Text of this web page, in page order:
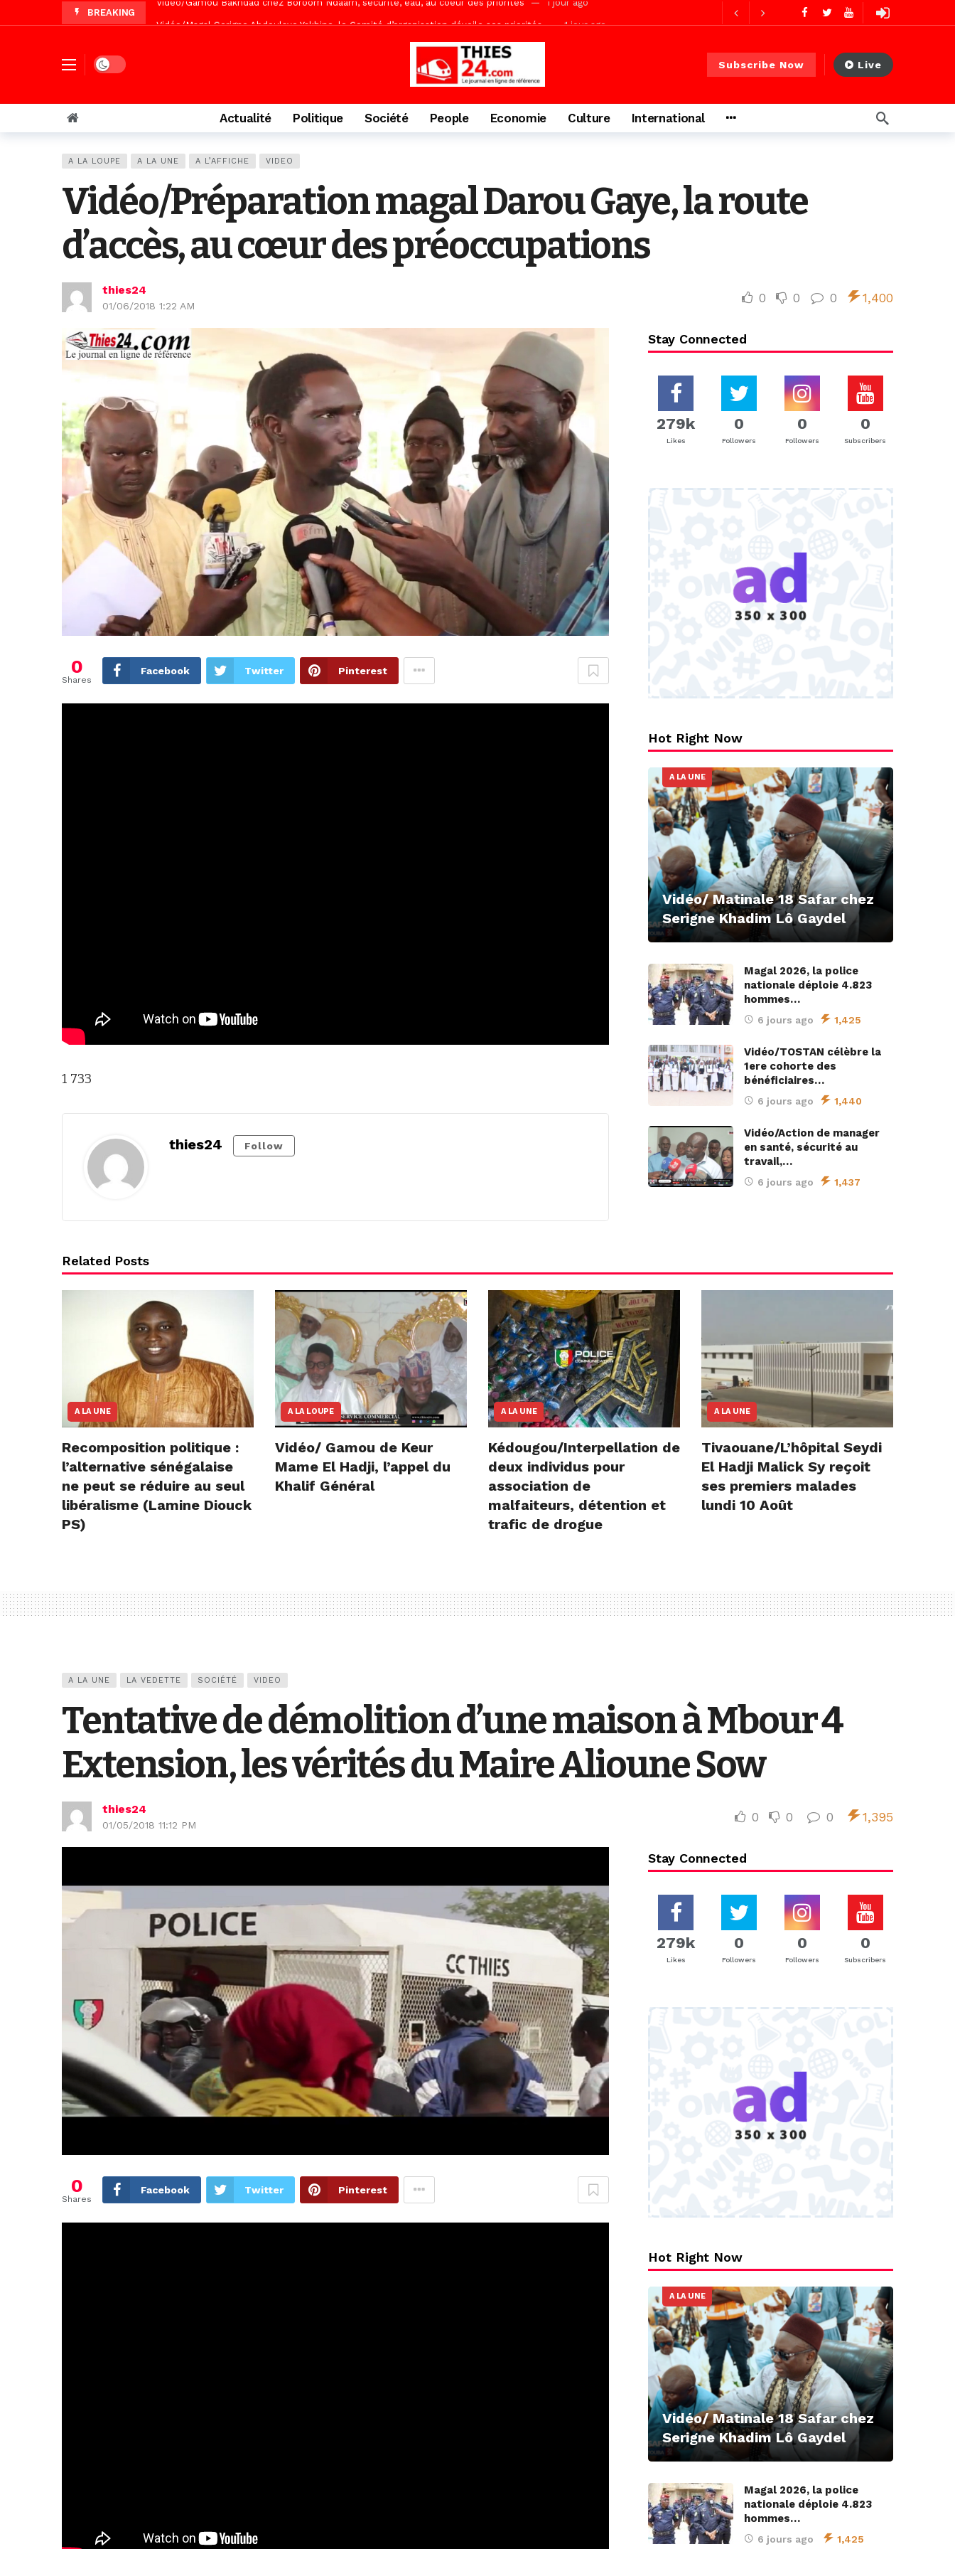
BREAKING
Tivaouane/L’hôpital Seydi El Hadji Malick Sy reçoit ses premiers malades lundi 10 Août
Vidéo/Une première, lancement de vacances agricoles au Lycée Malick Sy de Thiès
Dark mode Subscribe Now Live
Actualité Politique Société People Economie Culture International
A LA LOUPE A LA UNE A L’AFFICHE VIDEO
Vidéo/Préparation magal Darou Gaye, la route
d’accès, au cœur des préoccupations
thies24
01/06/2018 1:22 AM
0 0 0 1,400
0
Shares
Facebook Twitter Pinterest
1 733
thies24 Follow
Stay Connected
279k
Likes
0
Followers
0
Followers
0
Subscribers
Hot Right Now
A LA UNE
Vidéo/ Matinale 18 Safar chez
Serigne Khadim Lô Gaydel
Magal 2026, la police
nationale déploie 4.823
hommes…
6 jours ago 1,425
Vidéo/TOSTAN célèbre la
1ere cohorte des
bénéficiaires…
6 jours ago 1,440
Vidéo/Action de manager
en santé, sécurité au
travail,…
6 jours ago 1,437
Related Posts
A LA UNE
Recomposition politique :
l’alternative sénégalaise
ne peut se réduire au seul
libéralisme (Lamine Diouck
PS)
A LA LOUPE
Vidéo/ Gamou de Keur
Mame El Hadji, l’appel du
Khalif Général
A LA UNE
Kédougou/Interpellation de
deux individus pour
association de
malfaiteurs, détention et
trafic de drogue
A LA UNE
Tivaouane/L’hôpital Seydi
El Hadji Malick Sy reçoit
ses premiers malades
lundi 10 Août
A LA UNE LA VEDETTE SOCIÉTÉ VIDEO
Tentative de démolition d’une maison à Mbour 4
Extension, les vérités du Maire Alioune Sow
thies24
01/05/2018 11:12 PM
0 0 0 1,395
0
Shares
Facebook Twitter Pinterest
Stay Connected
279k
Likes
0
Followers
0
Followers
0
Subscribers
Hot Right Now
A LA UNE
Vidéo/ Matinale 18 Safar chez
Serigne Khadim Lô Gaydel
Magal 2026, la police
nationale déploie 4.823
hommes…
6 jours ago 1,425